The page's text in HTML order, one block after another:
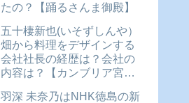
たの？【踊るさんま御殿】
五十棲新也(いそずしんや）
畑から料理をデザインする
会社社長の経歴は？会社の
内容は？【カンブリア宮
羽深 未奈乃はNHK徳島の新